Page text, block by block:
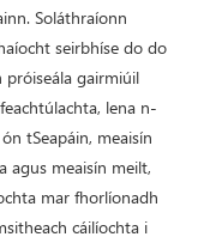
Soláthraíonn
seirbhíse do do
gairmiúil
lena n-
tSeapáin, meaisín
agus meaisín meilt,
mar fhorlíonadh
cáilíochta i